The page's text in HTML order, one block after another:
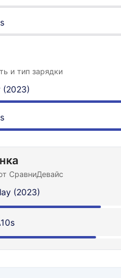
и тип зарядки
(2023)
СравниДевайс
(2023)